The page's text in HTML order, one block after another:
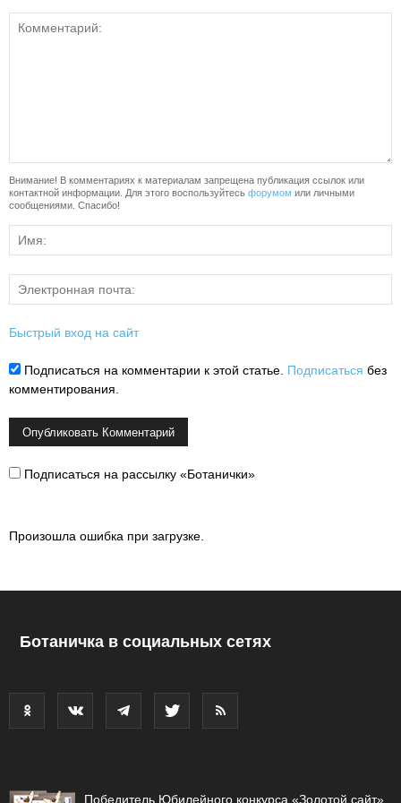
Внимание! В комментариях к материалам запрещена публикация ссылок или
контактной информации. Для этого воспользуйтесь форумом или личными
сообщениями. Спасибо!
Быстрый вход на сайт
Подписаться на комментарии к этой статье. Подписаться без
комментирования.
Подписаться на рассылку «Ботанички»
Произошла ошибка при загрузке.
Ботаничка в социальных сетях
Победитель Юбилейного конкурса «Золотой сайт»